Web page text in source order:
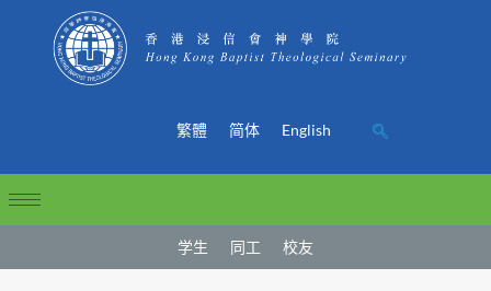
繁體 简体 English
学生 同工 校友